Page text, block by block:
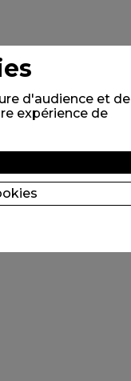
d'audience et de
expérience de